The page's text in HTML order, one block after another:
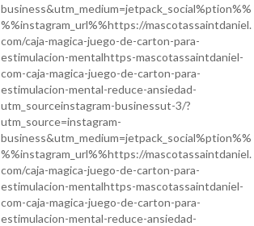
business&utm_medium=jetpack_social%ption%%
%%instagram_url%%https://mascotassaintdaniel.
com/caja-magica-juego-de-carton-para-
estimulacion-mentalhttps-mascotassaintdaniel-
com-caja-magica-juego-de-carton-para-
estimulacion-mental-reduce-ansiedad-
utm_sourceinstagram-businessut-3/?
utm_source=instagram-
business&utm_medium=jetpack_social%ption%%
%%instagram_url%%https://mascotassaintdaniel.
com/caja-magica-juego-de-carton-para-
estimulacion-mentalhttps-mascotassaintdaniel-
com-caja-magica-juego-de-carton-para-
estimulacion-mental-reduce-ansiedad-